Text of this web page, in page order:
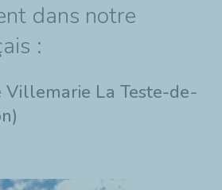
dans notre
:
La Teste-de-